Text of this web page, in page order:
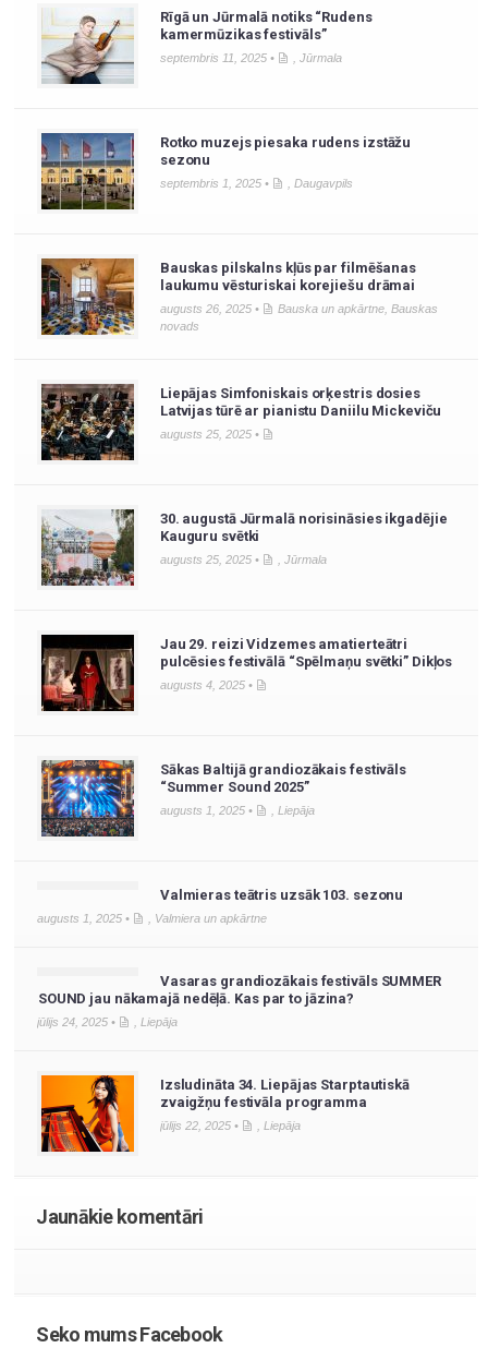
Rīgā un Jūrmalā notiks “Rudens
kamermūzikas festivāls”
septembris 11, 2025 • , Jūrmala
Rotko muzejs piesaka rudens izstāžu
sezonu
septembris 1, 2025 • , Daugavpils
Bauskas pilskalns kļūs par filmēšanas
laukumu vēsturiskai korejiešu drāmai
augusts 26, 2025 • Bauska un apkārtne, Bauskas
novads
Liepājas Simfoniskais orķestris dosies
Latvijas tūrē ar pianistu Daniilu Mickeviču
augusts 25, 2025 •
30. augustā Jūrmalā norisināsies ikgadējie
Kauguru svētki
augusts 25, 2025 • , Jūrmala
Jau 29. reizi Vidzemes amatierteātri
pulcēsies festivālā “Spēlmaņu svētki” Dikļos
augusts 4, 2025 •
Sākas Baltijā grandiozākais festivāls
“Summer Sound 2025”
augusts 1, 2025 • , Liepāja
Valmieras teātris uzsāk 103. sezonu
augusts 1, 2025 • , Valmiera un apkārtne
Vasaras grandiozākais festivāls SUMMER
SOUND jau nākamajā nedēļā. Kas par to jāzina?
jūlijs 24, 2025 • , Liepāja
Izsludināta 34. Liepājas Starptautiskā
zvaigžņu festivāla programma
jūlijs 22, 2025 • , Liepāja
Jaunākie komentāri
Seko mums Facebook